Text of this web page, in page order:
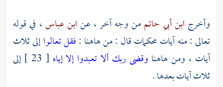
وأخرج ابن أبي حاتممن وجه آخر ، عنابن عباس، في قوله
تعالى : منه آيات محكمات قال : من هاهنا :فقل تعالواإلى ثلاث
آيات ، ومن هاهنا وقضى ربك ألا تعبدوا إلا إياه
[ 23 ] إلى
ثلاث آيات بعدها .